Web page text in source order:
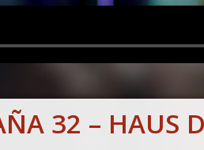
32 – HAUS